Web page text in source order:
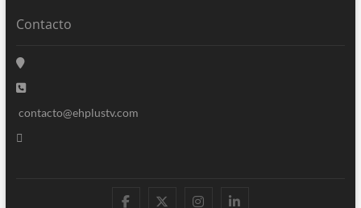
Contacto
contacto@ehplustv.com
facebooktwitterinstagram
linkedin